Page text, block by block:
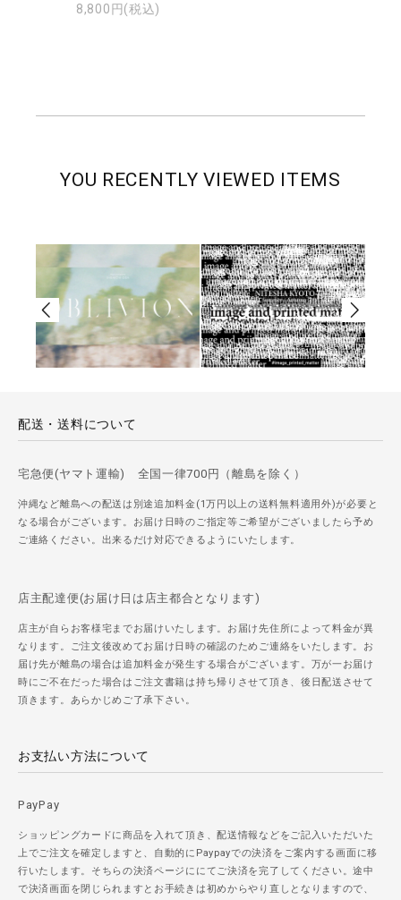
8,800円(税込)
YOU RECENTLY VIEWED ITEMS
配送・送料について
宅急便(ヤマト運輸) 全国一律700円（離島を除く）
沖縄など離島への配送は別途追加料金(1万円以上の送料無料適用外)が必要と
なる場合がございます。お届け日時のご指定等ご希望がございましたら予め
ご連絡ください。出来るだけ対応できるようにいたします。
店主配達便(お届け日は店主都合となります)
店主が自らお客様宅までお届けいたします。お届け先住所によって料金が異
なります。ご注文後改めてお届け日時の確認のためご連絡をいたします。お
届け先が離島の場合は追加料金が発生する場合がございます。万が一お届け
時にご不在だった場合はご注文書籍は持ち帰りさせて頂き、後日配送させて
頂きます。あらかじめご了承下さい。
お支払い方法について
PayPay
ショッピングカードに商品を入れて頂き、配送情報などをご記入いただいた
上でご注文を確定しますと、自動的にPaypayでの決済をご案内する画面に移
行いたします。そちらの決済ページににてご決済を完了してください。途中
で決済画面を閉じられますとお手続きは初めからやり直しとなりますので、